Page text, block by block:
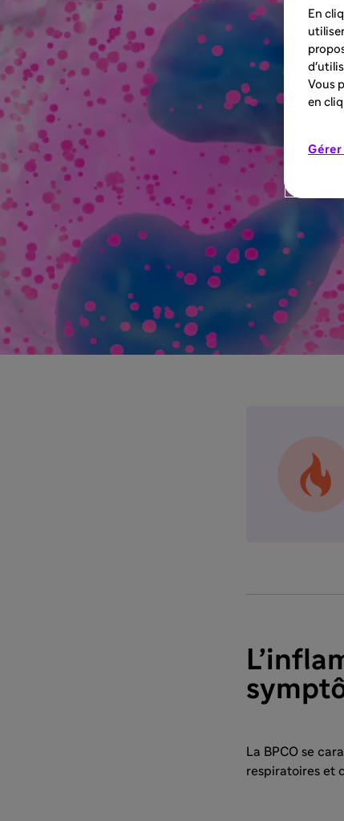
​La BPCO se
respiratoires et
En
Vous
en